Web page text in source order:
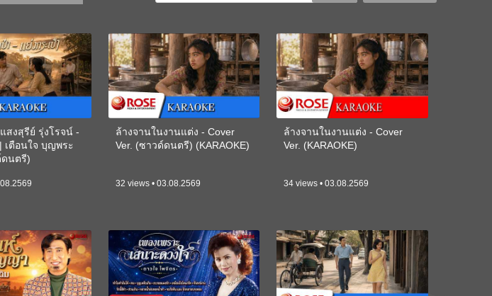
สงสุรีย์ รุ่งโรจน์ -
เตือนใจ บุญพระ
นตรี)
ล้างจานในงานแต่ง - Cover
Ver. (ซาวด์ดนตรี) (KARAOKE)
32 views • 03.08.2569
ล้างจานในงานแต่ง - Cover
Ver. (KARAOKE)
34 views • 03.08.2569